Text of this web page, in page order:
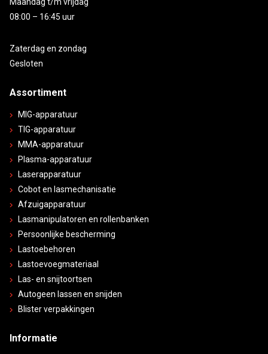
08:00 – 16:45 uur
Zaterdag en zondag
Gesloten
Assortiment
MIG-apparatuur
TIG-apparatuur
MMA-apparatuur
Plasma-apparatuur
Laserapparatuur
Cobot en lasmechanisatie
Afzuigapparatuur
Lasmanipulatoren en rollenbanken
Persoonlijke bescherming
Lastoebehoren
Lastoevoegmateriaal
Las- en snijtoortsen
Autogeen lassen en snijden
Blister verpakkingen
Informatie